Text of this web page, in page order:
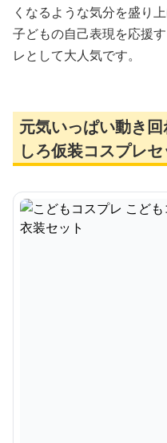
くなるような気分を盛り
子どもの自己表現を応援
レとして大人気です。
元気いっぱい動き
しろ仮装コスプレセ